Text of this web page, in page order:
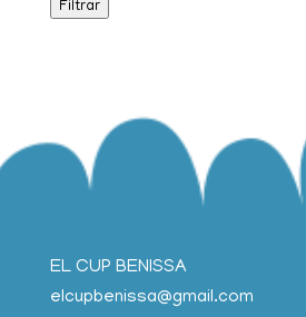
Filtrar
EL CUP BENISSA
elcupbenissa@gmail.com